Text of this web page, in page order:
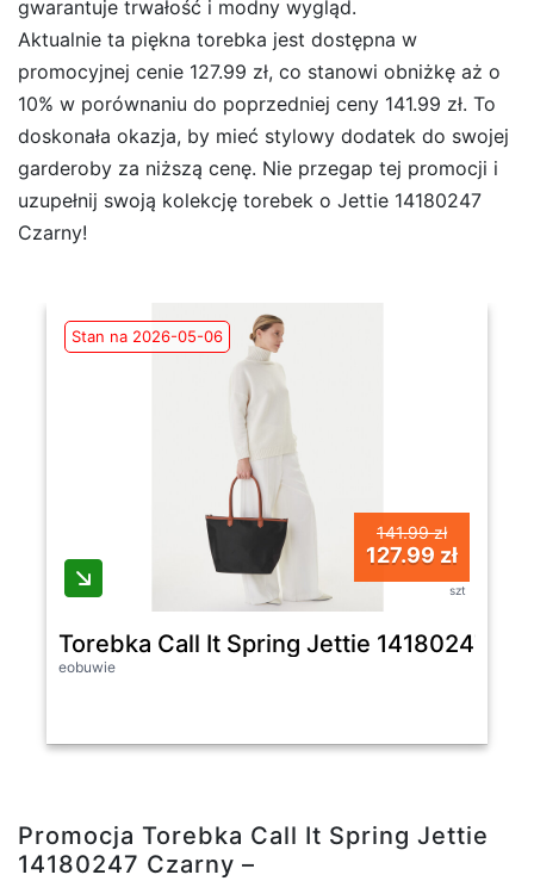
gwarantuje trwałość i modny wygląd.
Aktualnie ta piękna torebka jest dostępna w
promocyjnej cenie 127.99 zł, co stanowi obniżkę aż o
10% w porównaniu do poprzedniej ceny 141.99 zł. To
doskonała okazja, by mieć stylowy dodatek do swojej
garderoby za niższą cenę. Nie przegap tej promocji i
uzupełnij swoją kolekcję torebek o Jettie 14180247
Czarny!
Stan na 2026-05-06
141.99 zł
127.99 zł
szt
Torebka Call It Spring Jettie 14180247
eobuwie
Promocja Torebka Call It Spring Jettie
14180247 Czarny –